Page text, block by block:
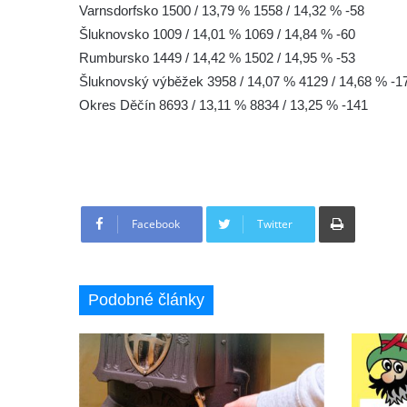
Varnsdorfsko 1500 / 13,79 % 1558 / 14,32 % -58
Šluknovsko 1009 / 14,01 % 1069 / 14,84 % -60
Rumbursko 1449 / 14,42 % 1502 / 14,95 % -53
Šluknovský výběžek 3958 / 14,07 % 4129 / 14,68 % -
Okres Děčín 8693 / 13,11 % 8834 / 13,25 % -141
Facebook Twitter
Tisknout
Podobné články